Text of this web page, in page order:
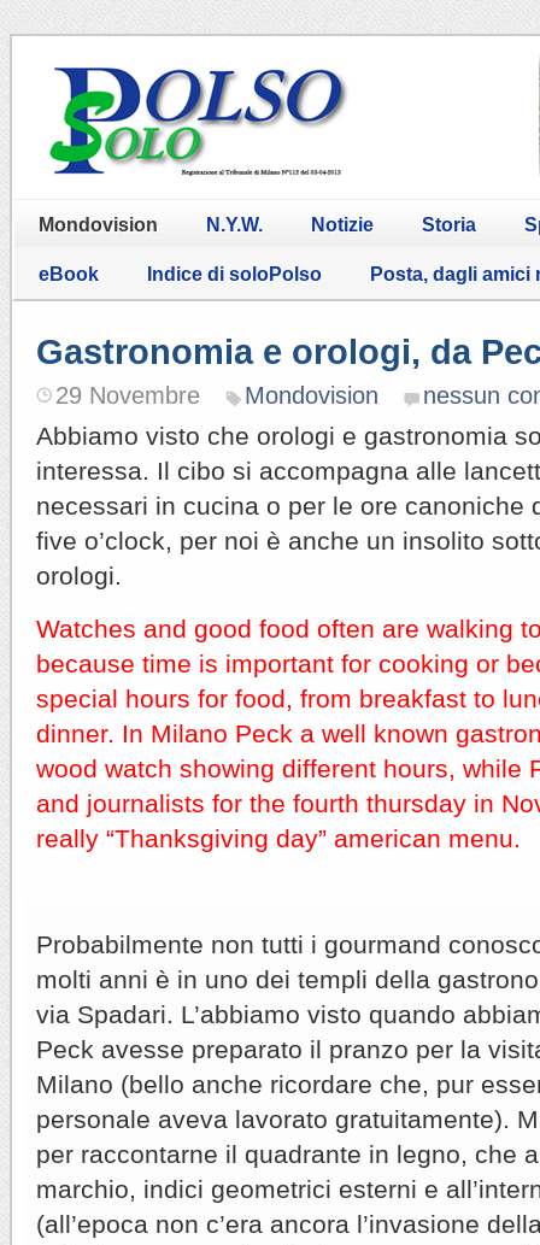
Mondovision N.Y.W. Notizie Storia
eBook Indice di soloPolso Posta, dagli amici
Gastronomia e orologi, da
29 Novembre Mondovision nessun
Abbiamo visto che orologi e gastronomia
interessa. Il cibo si accompagna alle
necessari in cucina o per le ore canoniche
five o’clock, per noi è anche un insolito
orologi.
Watches and good food often are walking
because time is important for cooking or
special hours for food, from breakfast to
dinner. In Milano Peck a well known
wood watch showing different hours, while
and journalists for the fourth thursday in
really “Thanksgiving day” american menu.
Probabilmente non tutti i gourmand
molti anni è in uno dei templi della
via Spadari. L’abbiamo visto quando
Peck avesse preparato il pranzo per la
Milano (bello anche ricordare che, pur
personale aveva lavorato gratuitamente).
per raccontarne il quadrante in legno, che
marchio, indici geometrici esterni e
(all’epoca non c’era ancora l’invasione